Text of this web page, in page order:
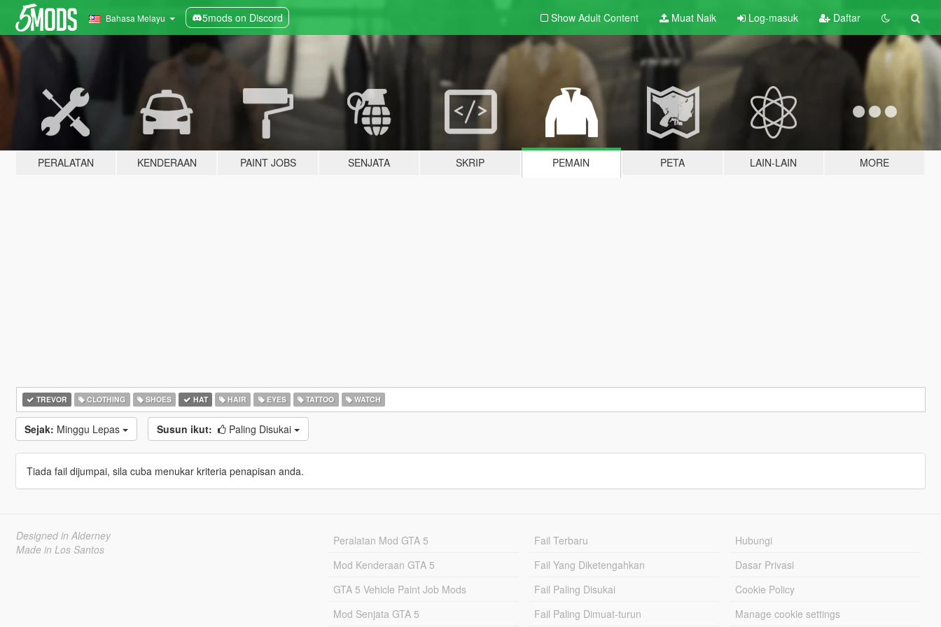
Bahasa Melayu 5mods on Discord Show Adult Content Muat Naik Log-masuk Daftar
PERALATAN KENDERAAN PAINT JOBS SENJATA SKRIP PEMAIN PETA LAIN-LAIN MORE
TREVOR CLOTHING SHOES HAT HAIR EYES TATTOO WATCH
Sejak: Minggu Lepas Susun ikut: Paling Disukai
Tiada fail dijumpai, sila cuba menukar kriteria penapisan anda.
Designed in Alderney
Made in Los Santos
Peralatan Mod GTA 5
Mod Kenderaan GTA 5
GTA 5 Vehicle Paint Job Mods
Mod Senjata GTA 5
Fail Terbaru
Fail Yang Diketengahkan
Fail Paling Disukai
Fail Paling Dimuat-turun
Hubungi
Dasar Privasi
Cookie Policy
Manage cookie settings